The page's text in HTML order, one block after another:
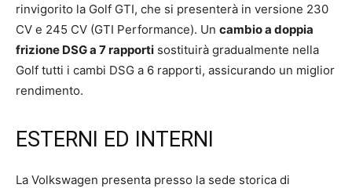
rinvigorito la Golf GTI, che si presenterà in versione 230
CV e 245 CV (GTI Performance). Un cambio a doppia
frizione DSG a 7 rapporti sostituirà gradualmente nella
Golf tutti i cambi DSG a 6 rapporti, assicurando un miglior
rendimento.
ESTERNI ED INTERNI
La Volkswagen presenta presso la sede storica di